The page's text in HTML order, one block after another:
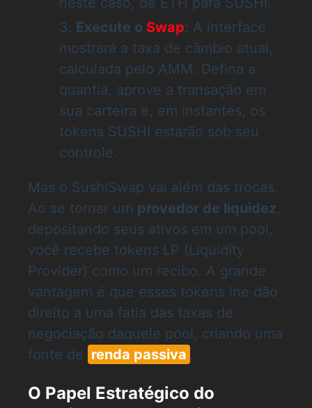
Execute o Swap: A interface
mostrará a taxa de câmbio atual,
calculada pelo AMM. Defina a
quantia, aprove a transação em
sua carteira e, em instantes, os
tokens SUSHI estarão sob seu
controle.
Mas o SushiSwap vai além das trocas.
Ao se tornar um provedor de liquidez,
depositando seus ativos em um pool,
você recebe tokens LP (Liquidity
Provider) como um recibo. A grande
vantagem é que esses tokens lhe dão
direito a uma fatia das taxas de
negociação daquele pool, criando uma
fonte de renda passiva .
O Papel Estratégico do